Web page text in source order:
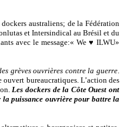
australiens; de la Fédération
et Intersindical au Brésil et du
avec le message:« We ♥ ILWU»
grèves ouvrières contre la guerre.
ouvert bureaucratiques. L’action des
Les dockers de la Côte Ouest ont
puissance ouvrière pour battre la